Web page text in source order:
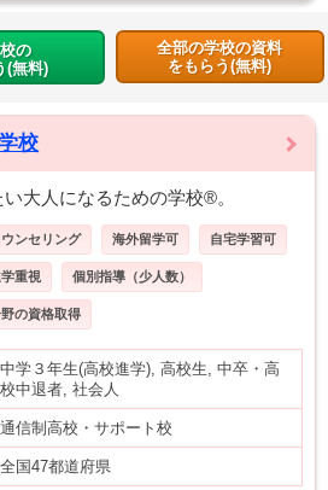
の
(無料)
全部の学校の資料
をもらう(無料)
校
い大人になるための学校®。
ンセリング 海外留学可 自宅学習可
重視 個別指導（少人数）
の資格取得
中学３年生(高校進学), 高校生, 中卒・高
校中退者, 社会人
通信制高校・サポート校
全国47都道府県